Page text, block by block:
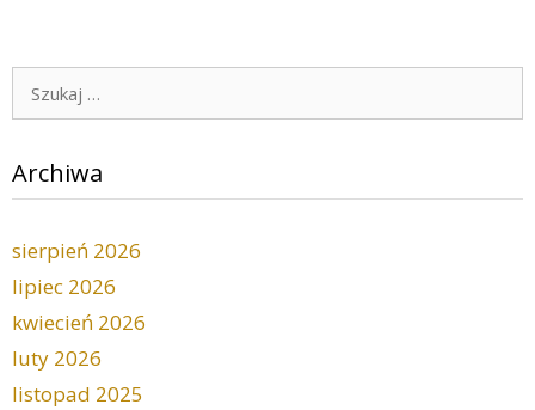
Szukaj:
Archiwa
sierpień 2026
lipiec 2026
kwiecień 2026
luty 2026
listopad 2025